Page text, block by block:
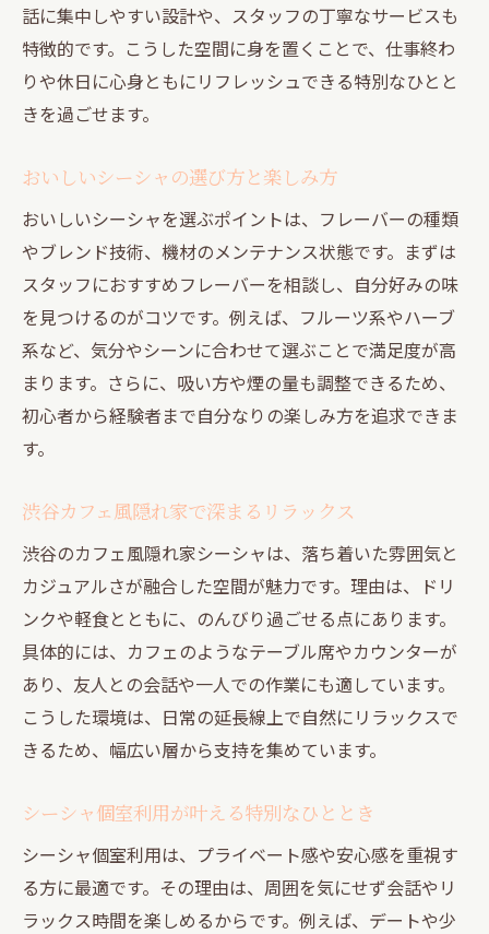
話に集中しやすい設計や、スタッフの丁寧なサービスも
特徴的です。こうした空間に身を置くことで、仕事終わ
りや休日に心身ともにリフレッシュできる特別なひとと
きを過ごせます。
おいしいシーシャの選び方と楽しみ方
おいしいシーシャを選ぶポイントは、フレーバーの種類
やブレンド技術、機材のメンテナンス状態です。まずは
スタッフにおすすめフレーバーを相談し、自分好みの味
を見つけるのがコツです。例えば、フルーツ系やハーブ
系など、気分やシーンに合わせて選ぶことで満足度が高
まります。さらに、吸い方や煙の量も調整できるため、
初心者から経験者まで自分なりの楽しみ方を追求できま
す。
渋谷カフェ風隠れ家で深まるリラックス
渋谷のカフェ風隠れ家シーシャは、落ち着いた雰囲気と
カジュアルさが融合した空間が魅力です。理由は、ドリ
ンクや軽食とともに、のんびり過ごせる点にあります。
具体的には、カフェのようなテーブル席やカウンターが
あり、友人との会話や一人での作業にも適しています。
こうした環境は、日常の延長線上で自然にリラックスで
きるため、幅広い層から支持を集めています。
シーシャ個室利用が叶える特別なひととき
シーシャ個室利用は、プライベート感や安心感を重視す
る方に最適です。その理由は、周囲を気にせず会話やリ
ラックス時間を楽しめるからです。例えば、デートや少